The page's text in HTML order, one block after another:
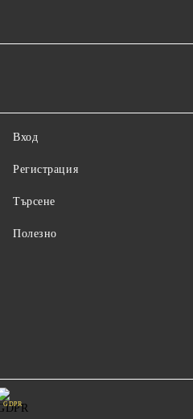
Вход
Регистрация
Търсене
Полезно
GDPR